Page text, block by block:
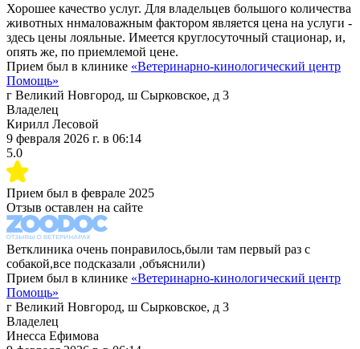
Хорошее качество услуг. Для владельцев большого количества
животных ннмаловажным фактором является цена на услуги -
здесь цены лояльные. Имеется круглосуточный стационар, и,
опять же, по приемлемой цене.
Прием был в клинике «Ветеринарно-кинологический центр
Помощь»
г Великий Новгород, ш Сырковское, д 3
Владелец
Кирилл Лесовой
9 февраля 2026 г. в 06:14
5.0
Прием был в феврале 2025
Отзыв оставлен на сайте
Ветклиника очень понравилось,были там первый раз с
собакой,все подсказали ,объяснили)
Прием был в клинике «Ветеринарно-кинологический центр
Помощь»
г Великий Новгород, ш Сырковское, д 3
Владелец
Инесса Ефимова